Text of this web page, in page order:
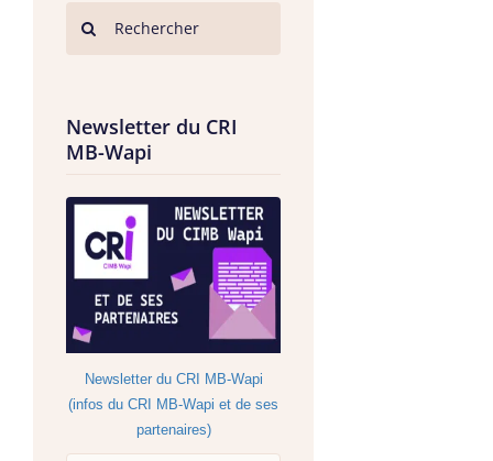
Newsletter du CRI
MB-Wapi
Newsletter du CRI MB-Wapi
(infos du CRI MB-Wapi et de ses
partenaires)